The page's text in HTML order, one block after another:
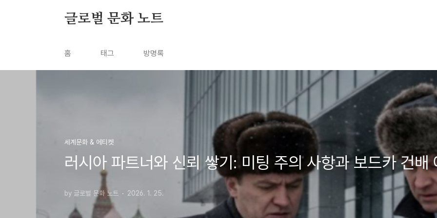
글로벌 문화 노트
홈 태그 방명록
세계문화 & 에티켓
러시아 파트너와 신뢰 쌓기: 미팅 주의 사항과 보드카 건배
by 글로벌 문화 노트 2026. 1. 25.